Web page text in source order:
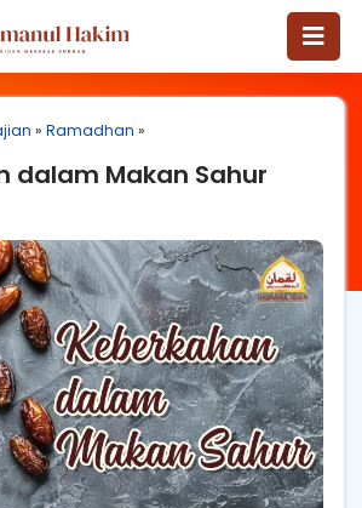
» Ramadhan »
dalam Makan Sahur